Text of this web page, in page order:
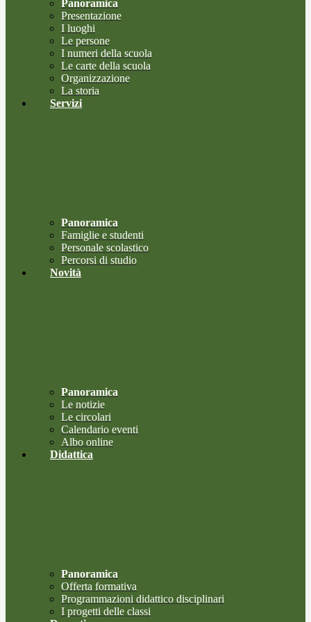
Panoramica
Presentazione
I luoghi
Le persone
I numeri della scuola
Le carte della scuola
Organizzazione
La storia
Servizi
Panoramica
Famiglie e studenti
Personale scolastico
Percorsi di studio
Novità
Panoramica
Le notizie
Le circolari
Calendario eventi
Albo online
Didattica
Panoramica
Offerta formativa
Programmazioni didattico disciplinari
I progetti delle classi